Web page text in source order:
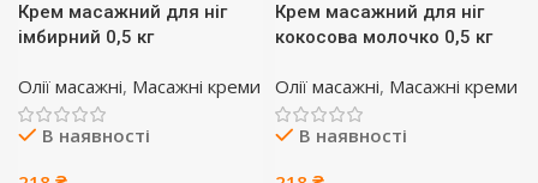
Крем масажний для ніг
імбирний 0,5 кг
Олії масажні, Масажні креми
В наявності
Крем масажний для ніг
кокосова молочко 0,5 кг
Олії масажні, Масажні креми
В наявності